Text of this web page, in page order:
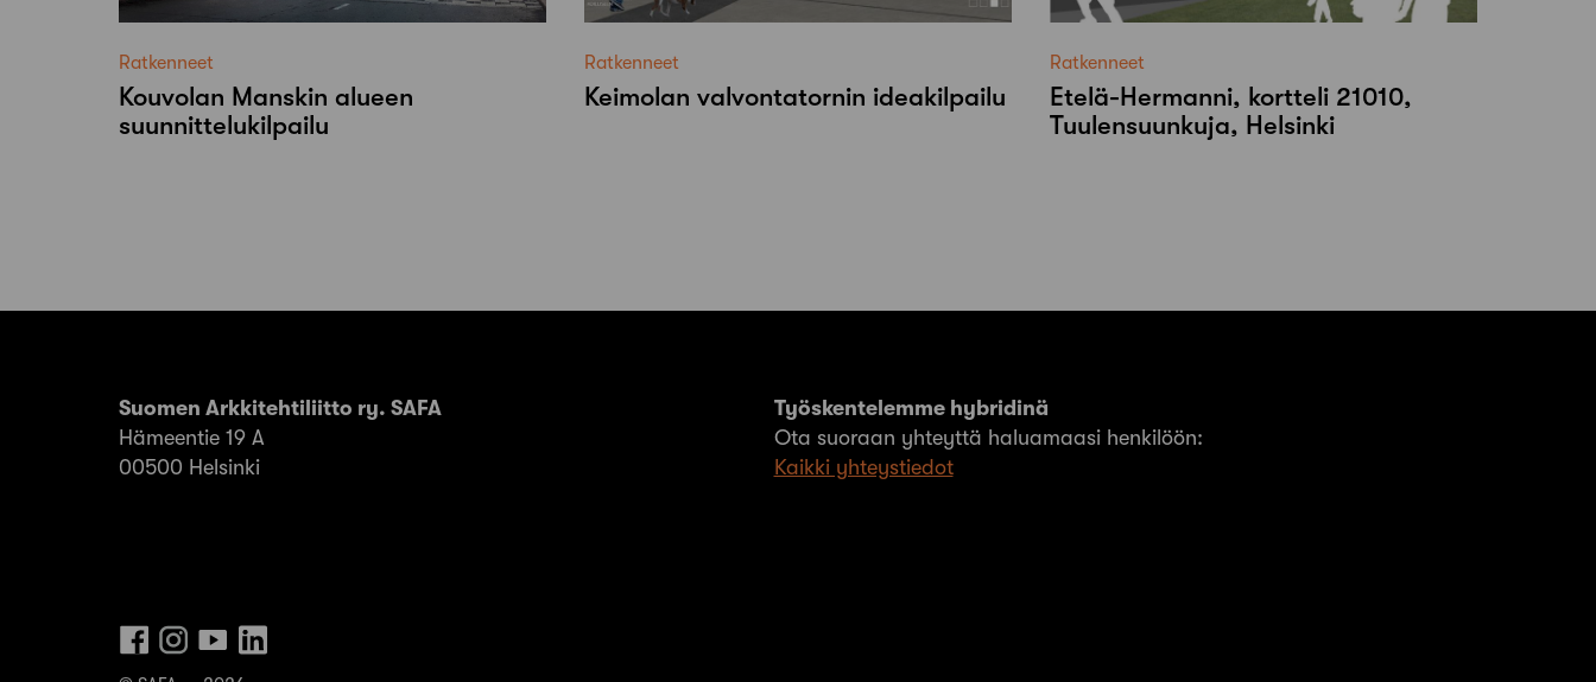
Ratkenneet
Kouvolan Manskin alueen
suunnittelukilpailu
Ratkenneet
Keimolan valvontatornin ideakilpailu
Ratkenneet
Etelä-Hermanni, kortteli 21010,
Tuulensuunkuja, Helsinki
Suomen Arkkitehtiliitto ry. SAFA
Hämeentie 19 A
00500 Helsinki
Työskentelemme hybridinä
Ota suoraan yhteyttä haluamaasi henkilöön:
Kaikki yhteystiedot